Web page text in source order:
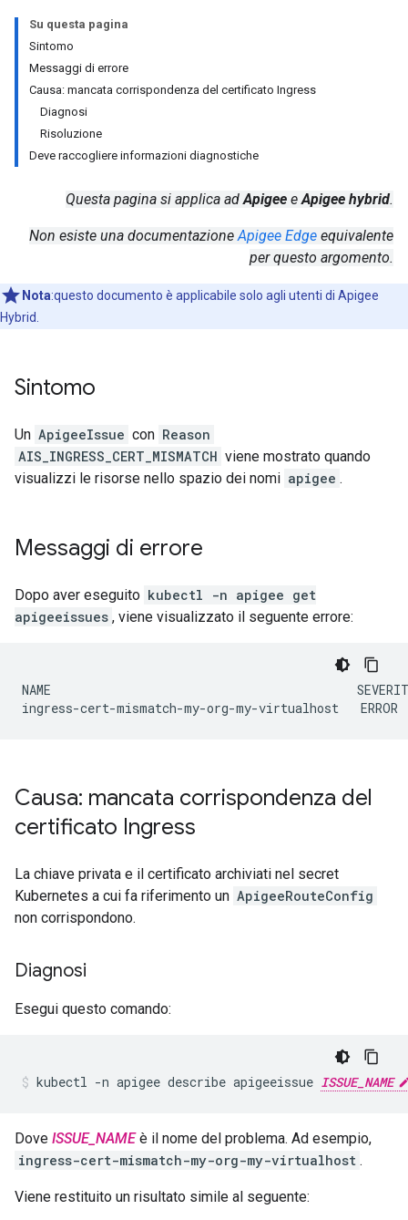
Su questa pagina
Sintomo
Messaggi di errore
Causa: mancata corrispondenza del certificato Ingress
Diagnosi
Risoluzione
Deve raccogliere informazioni diagnostiche
Questa pagina si applica adApigee eApigee hybrid.
Non esiste una documentazioneApigee Edge equivalente
per questo argomento.
Nota:questo documento è applicabile solo agli utenti di Apigee
Hybrid.
Sintomo
Un ApigeeIssue con Reason
AIS_INGRESS_CERT_MISMATCH viene mostrato quando
visualizzi le risorse nello spazio dei nomi apigee .
Messaggi di errore
Dopo aver eseguito kubectl -n apigee get
apigeeissues , viene visualizzato il seguente errore:
NAME
ingress-cert-mismatch-my-org-my-virtualhost   ERROR
Causa: mancata corrispondenza del
certificato Ingress
La chiave privata e il certificato archiviati nel secret
Kubernetes a cui fa riferimento un ApigeeRouteConfig
non corrispondono.
Diagnosi
Esegui questo comando:
kubectl -n apigee describe apigeeissue ISSUE_NAME
Dove ISSUE_NAMEè il nome del problema. Ad esempio,
ingress-cert-mismatch-my-org-my-virtualhost .
Viene restituito un risultato simile al seguente: